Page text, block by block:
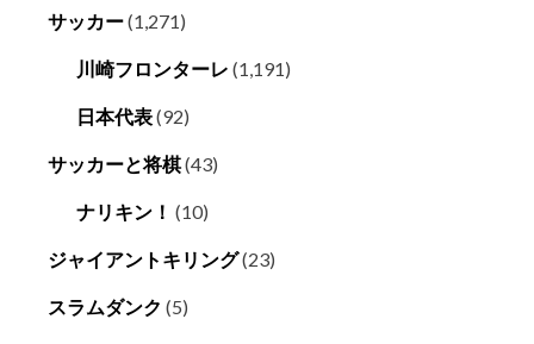
サッカー(1,271)
川崎フロンターレ (1,191)
日本代表(92)
サッカーと将棋(43)
ナリキン！ (10)
ジャイアントキリング(23)
スラムダンク (5)